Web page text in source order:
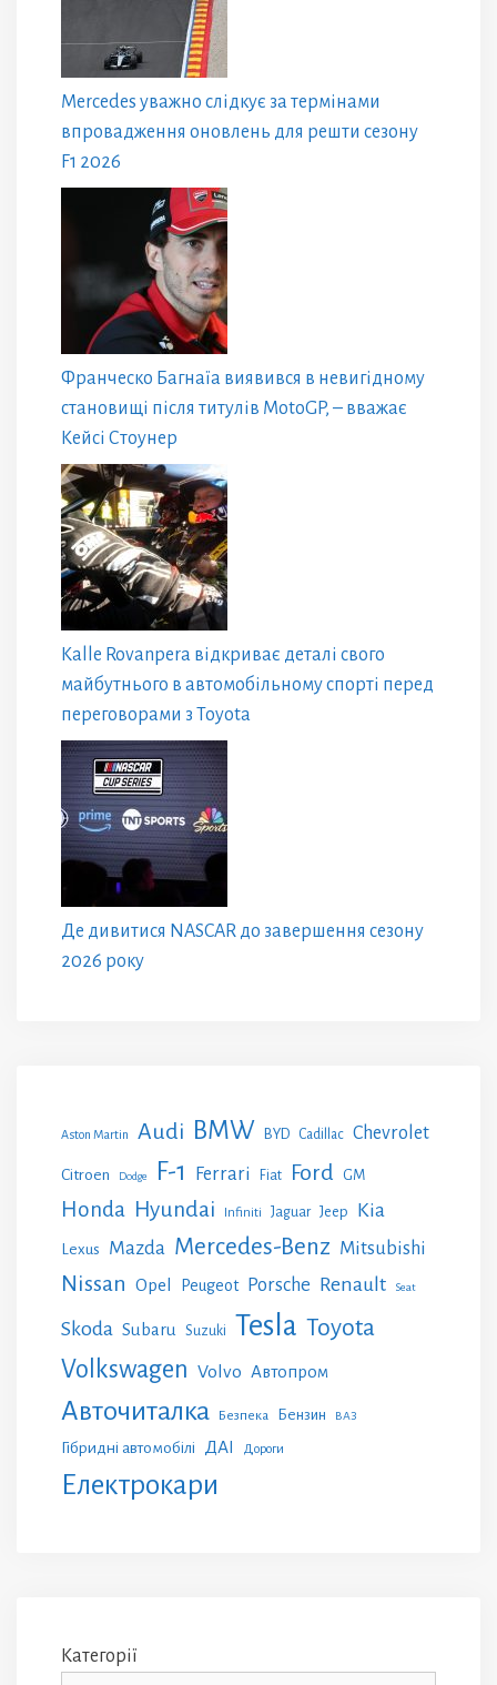
Mercedes уважно слідкує за термінами
впровадження оновлень для решти сезону
F1 2026
Франческо Багнаїа виявився в невигідному
становищі після титулів MotoGP, – вважає
Кейсі Стоунер
Kalle Rovanpera відкриває деталі свого
майбутнього в автомобільному спорті перед
переговорами з Toyota
Де дивитися NASCAR до завершення сезону
2026 року
Aston Martin Audi BMW BYD Cadillac Chevrolet
Citroen Dodge F-1 Ferrari Fiat Ford GM
Honda Hyundai Infiniti Jaguar Jeep Kia
Lexus Mazda Mercedes-Benz Mitsubishi
Nissan Opel Peugeot Porsche Renault Seat
Skoda Subaru Suzuki Tesla Toyota
Volkswagen Volvo Автопром
Авточиталка Безпека Бензин ВАЗ
Гібридні автомобілі ДАІ Дороги
Електрокари
Категорії